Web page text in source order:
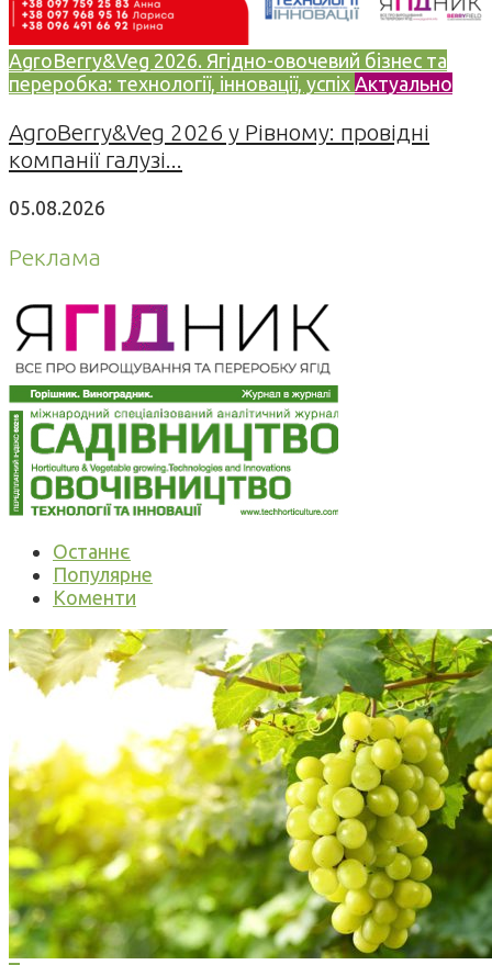
AgroBerry&Veg 2026. Ягідно-овочевий бізнес та
переробка: технології, інновації, успіх Актуально
AgroBerry&Veg 2026 у Рівному: провідні
компанії галузі...
05.08.2026
Реклама
Останнє
Популярне
Коменти